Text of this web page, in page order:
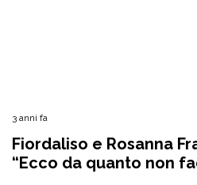
3 anni fa
Fiordaliso e Rosanna
“Ecco da quanto non